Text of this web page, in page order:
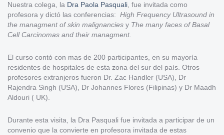
Nuestra colega, la Dra Paola Pasquali , fue invitada como
profesora y dictó las conferencias: High Frequency Ultrasound in
the managment of skin malignancies y The many faces of Basal
Cell Carcinomas and their managment.
El curso contó con mas de 200 participantes, en su mayoría
residentes de hospitales de esta zona del sur del país. Otros
profesores extranjeros fueron Dr. Zac Handler (USA), Dr
Rajendra Singh (USA), Dr Johannes Flores (Filipinas) y Dr Maadh
Aldouri ( UK).
Durante esta visita, la Dra Pasquali fue invitada a participar de un
convenio que la convierte en profesora invitada de estas